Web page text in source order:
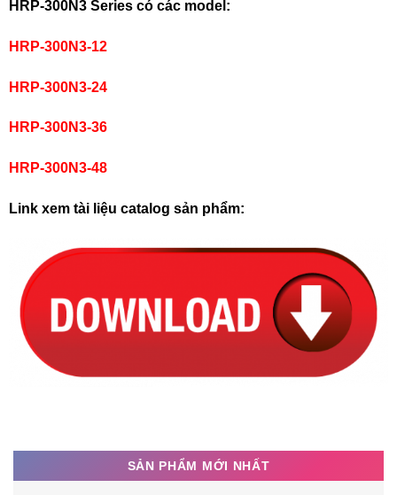
HRP-300N3 Series có các model:
HRP-300N3-12
HRP-300N3-24
HRP-300N3-36
HRP-300N3-48
Link xem tài liệu catalog sản phẩm:
SẢN PHẨM MỚI NHẤT